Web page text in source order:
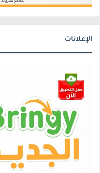
الإعلانات